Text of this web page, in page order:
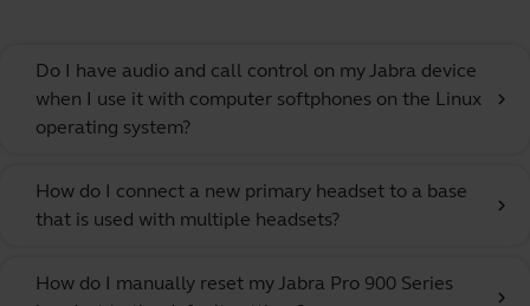
Do I have audio and call control on my Jabra device
when I use it with computer softphones on the Linux
operating system?
chevron_right
How do I connect a new primary headset to a base
that is used with multiple headsets?
chevron_right
How do I manually reset my Jabra Pro 900 Series
chevron_right